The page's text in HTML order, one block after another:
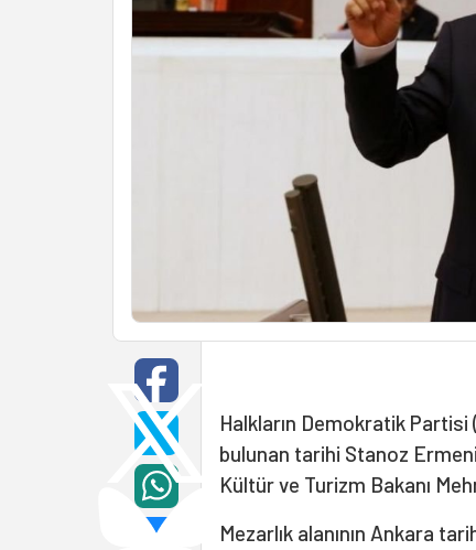
Halkların Demokratik Partisi
bulunan tarihi Stanoz Ermeni
Kültür ve Turizm Bakanı
Mezarlık alanının Ankara